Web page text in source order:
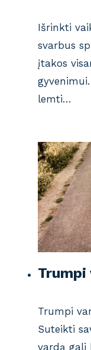
Išrinkti
svarbus
įtakos
lemti…
Trumpi
Trumpi
Suteikti
vardą gali